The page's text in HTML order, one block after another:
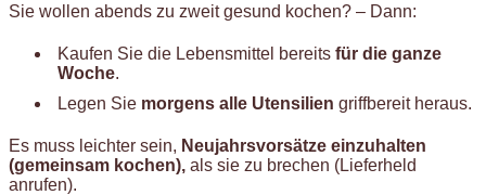
Sie wollen abends zu zweit gesund kochen? – Dann:
Kaufen Sie die Lebensmittel bereits für die ganze
Woche.
Legen Sie morgens alle Utensilien griffbereit heraus.
Es muss leichter sein, Neujahrsvorsätze einzuhalten
(gemeinsam kochen), als sie zu brechen (Lieferheld
anrufen).